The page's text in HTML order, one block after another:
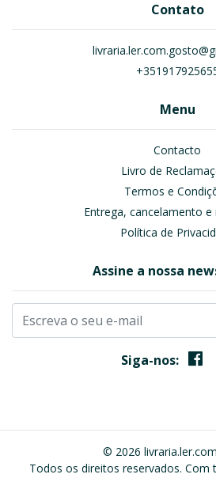
Contato
Menu
Contacto
Livro de
Termos e
Entrega, cancelamento
Política de
Assine a nossa
Siga-nos:
© 2026
Todos os direitos reservados. Com